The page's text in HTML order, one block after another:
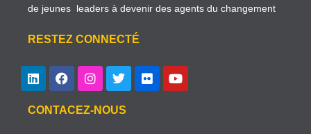
de jeunes leaders à devenir des agents du changement
RESTEZ CONNECTÉ
CONTACEZ-NOUS